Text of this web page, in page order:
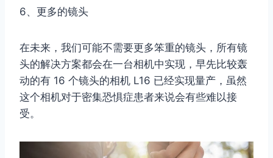
6、更多的镜头
在未来，我们可能不需要更多笨重的镜头，所有镜
头的解决方案都会在一台相机中实现，早先比较轰
动的有 16 个镜头的相机 L16 已经实现量产，虽然
这个相机对于密集恐惧症患者来说会有些难以接
受。